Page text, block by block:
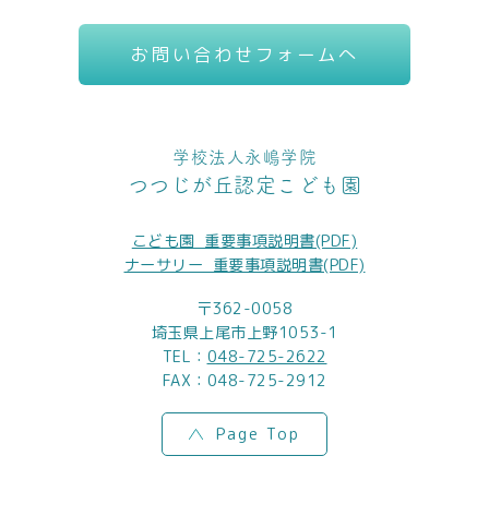
お問い合わせフォームへ
学校法人永嶋学院
つつじが丘認定こども園
こども園_重要事項説明書(PDF)
ナーサリー_重要事項説明書(PDF)
〒362-0058
埼玉県上尾市上野1053-1
TEL： 048-725-2622
FAX：048-725-2912
Page Top